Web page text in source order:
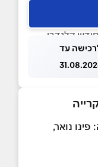
עד
פינו נואר,